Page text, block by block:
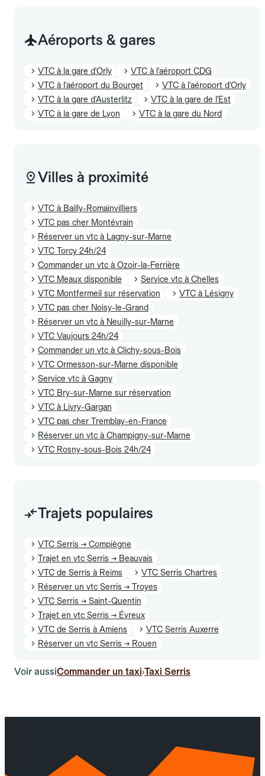
Aéroports & gares
VTC à la gare d'Orly
VTC à l'aéroport CDG
VTC à l'aéroport du Bourget
VTC à l'aéroport d'Orly
VTC à la gare d'Austerlitz
VTC à la gare de l'Est
VTC à la gare de Lyon
VTC à la gare du Nord
Villes à proximité
VTC à Bailly-Romainvilliers
VTC pas cher Montévrain
Réserver un vtc à Lagny-sur-Marne
VTC Torcy 24h/24
Commander un vtc à Ozoir-la-Ferrière
VTC Meaux disponible
Service vtc à Chelles
VTC Montfermeil sur réservation
VTC à Lésigny
VTC pas cher Noisy-le-Grand
Réserver un vtc à Neuilly-sur-Marne
VTC Vaujours 24h/24
Commander un vtc à Clichy-sous-Bois
VTC Ormesson-sur-Marne disponible
Service vtc à Gagny
VTC Bry-sur-Marne sur réservation
VTC à Livry-Gargan
VTC pas cher Tremblay-en-France
Réserver un vtc à Champigny-sur-Marne
VTC Rosny-sous-Bois 24h/24
Trajets populaires
VTC Serris → Compiègne
Trajet en vtc Serris → Beauvais
VTC de Serris à Reims
VTC Serris Chartres
Réserver un vtc Serris → Troyes
VTC Serris → Saint-Quentin
Trajet en vtc Serris → Évreux
VTC de Serris à Amiens
VTC Serris Auxerre
Réserver un vtc Serris → Rouen
Voir aussiCommander un taxi›Taxi Serris